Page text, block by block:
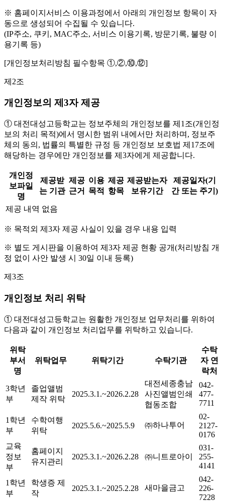
※ 홈페이지서비스 이용과정에서 아래의 개인정보 항목이 자
동으로 생성되어 수집될 수 있습니다.
(IP주소, 쿠키, MAC주소, 서비스 이용기록, 방문기록, 불량 이
용기록 등)
[개인정보처리방침 필수항목 ①,②,⑩,⑫]
제2조
개인정보의 제3자 제공
① 대전대성고등학교는 정보주체의 개인정보를 제1조(개인정
보의 처리 목적)에서 명시한 범위 내에서만 처리하며, 정보주
체의 동의, 법률의 특별한 규정 등 개인정보 보호법 제17조에
해당하는 경우에만 개인정보를 제3자에게 제공합니다.
개인정
보파일
명
제공받
는 기관
제공
근거
이용
목적
제공
항목
제공받는자
보유기간
제공일자(기
간 또는 주기)
제공 내역 없음
※ 목적외 제3자 제공 사실이 있을 경우 내용 입력
※ 별도 게시판을 이용하여 제3자 제공 현황 공개(처리방침 개
정 없이 사안 발생 시 30일 이내 등록)
제3조
개인정보 처리 위탁
① 대전대성고등학교는 원활한 개인정보 업무처리를 위하여
다음과 같이 개인정보 처리업무를 위탁하고 있습니다.
위탁
부서
명
위탁업무 위탁기간 수탁기관
수탁
자 연
락처
3학년
부
졸업앨범
제작 위탁
2025.3.1.~2026.2.28
대전세종충남
사진앨범인쇄
협동조합
042-
477-
7711
1학년
부
수학여행
위탁
2025.5.6.~2025.5.9 ㈜하나투어
02-
2127-
0176
교육
정보
부
홈페이지
유지관리
2025.3.1.~2026.2.28 ㈜니트로아이
031-
255-
4141
1학년
부
학생증 제
작
2025.3.1.~2025.2.28 새마을금고
042-
226-
7228